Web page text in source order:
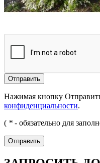
Отправить
Нажимая кнопку
конфиденциальности.
( * - обязательно для
Отправить